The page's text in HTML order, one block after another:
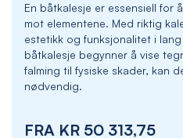
En båtkalesje er essensiell for
mot elementene. Med riktig
estetikk og funksjonalitet i
båtkalesje begynner å vise
falming til fysiske skader, kan
nødvendig.
FRA KR 50 313,75
the
images
gallery